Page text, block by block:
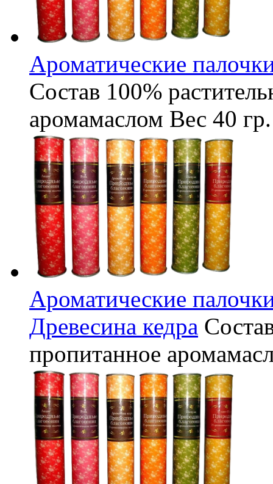
Ароматические
Состав 100%
аромамаслом Вес 40 гр.
Ароматические
Древесина кедра
пропитанное